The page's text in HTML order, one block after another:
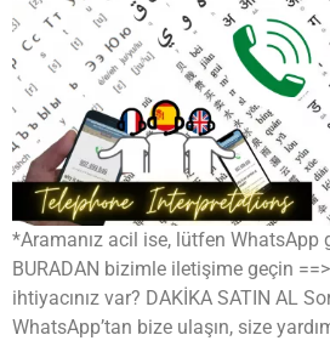
*Aramanız acil ise, lütfen WhatsApp
BURADAN bizimle iletişime geçin
ihtiyacınız var? DAKİKA SATIN AL
WhatsApp’tan bize ulaşın, size